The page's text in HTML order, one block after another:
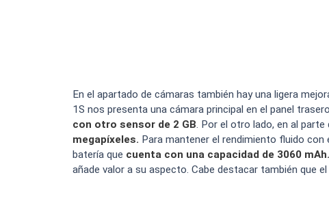
En el apartado de cámaras también hay una ligera
1S nos presenta una cámara principal en el panel
con otro sensor de 2 GB. Por el otro lado, en al
megapíxeles. Para mantener el rendimiento fluido
batería que cuenta con una capacidad de 3060 mAh.
añade valor a su aspecto. Cabe destacar también que